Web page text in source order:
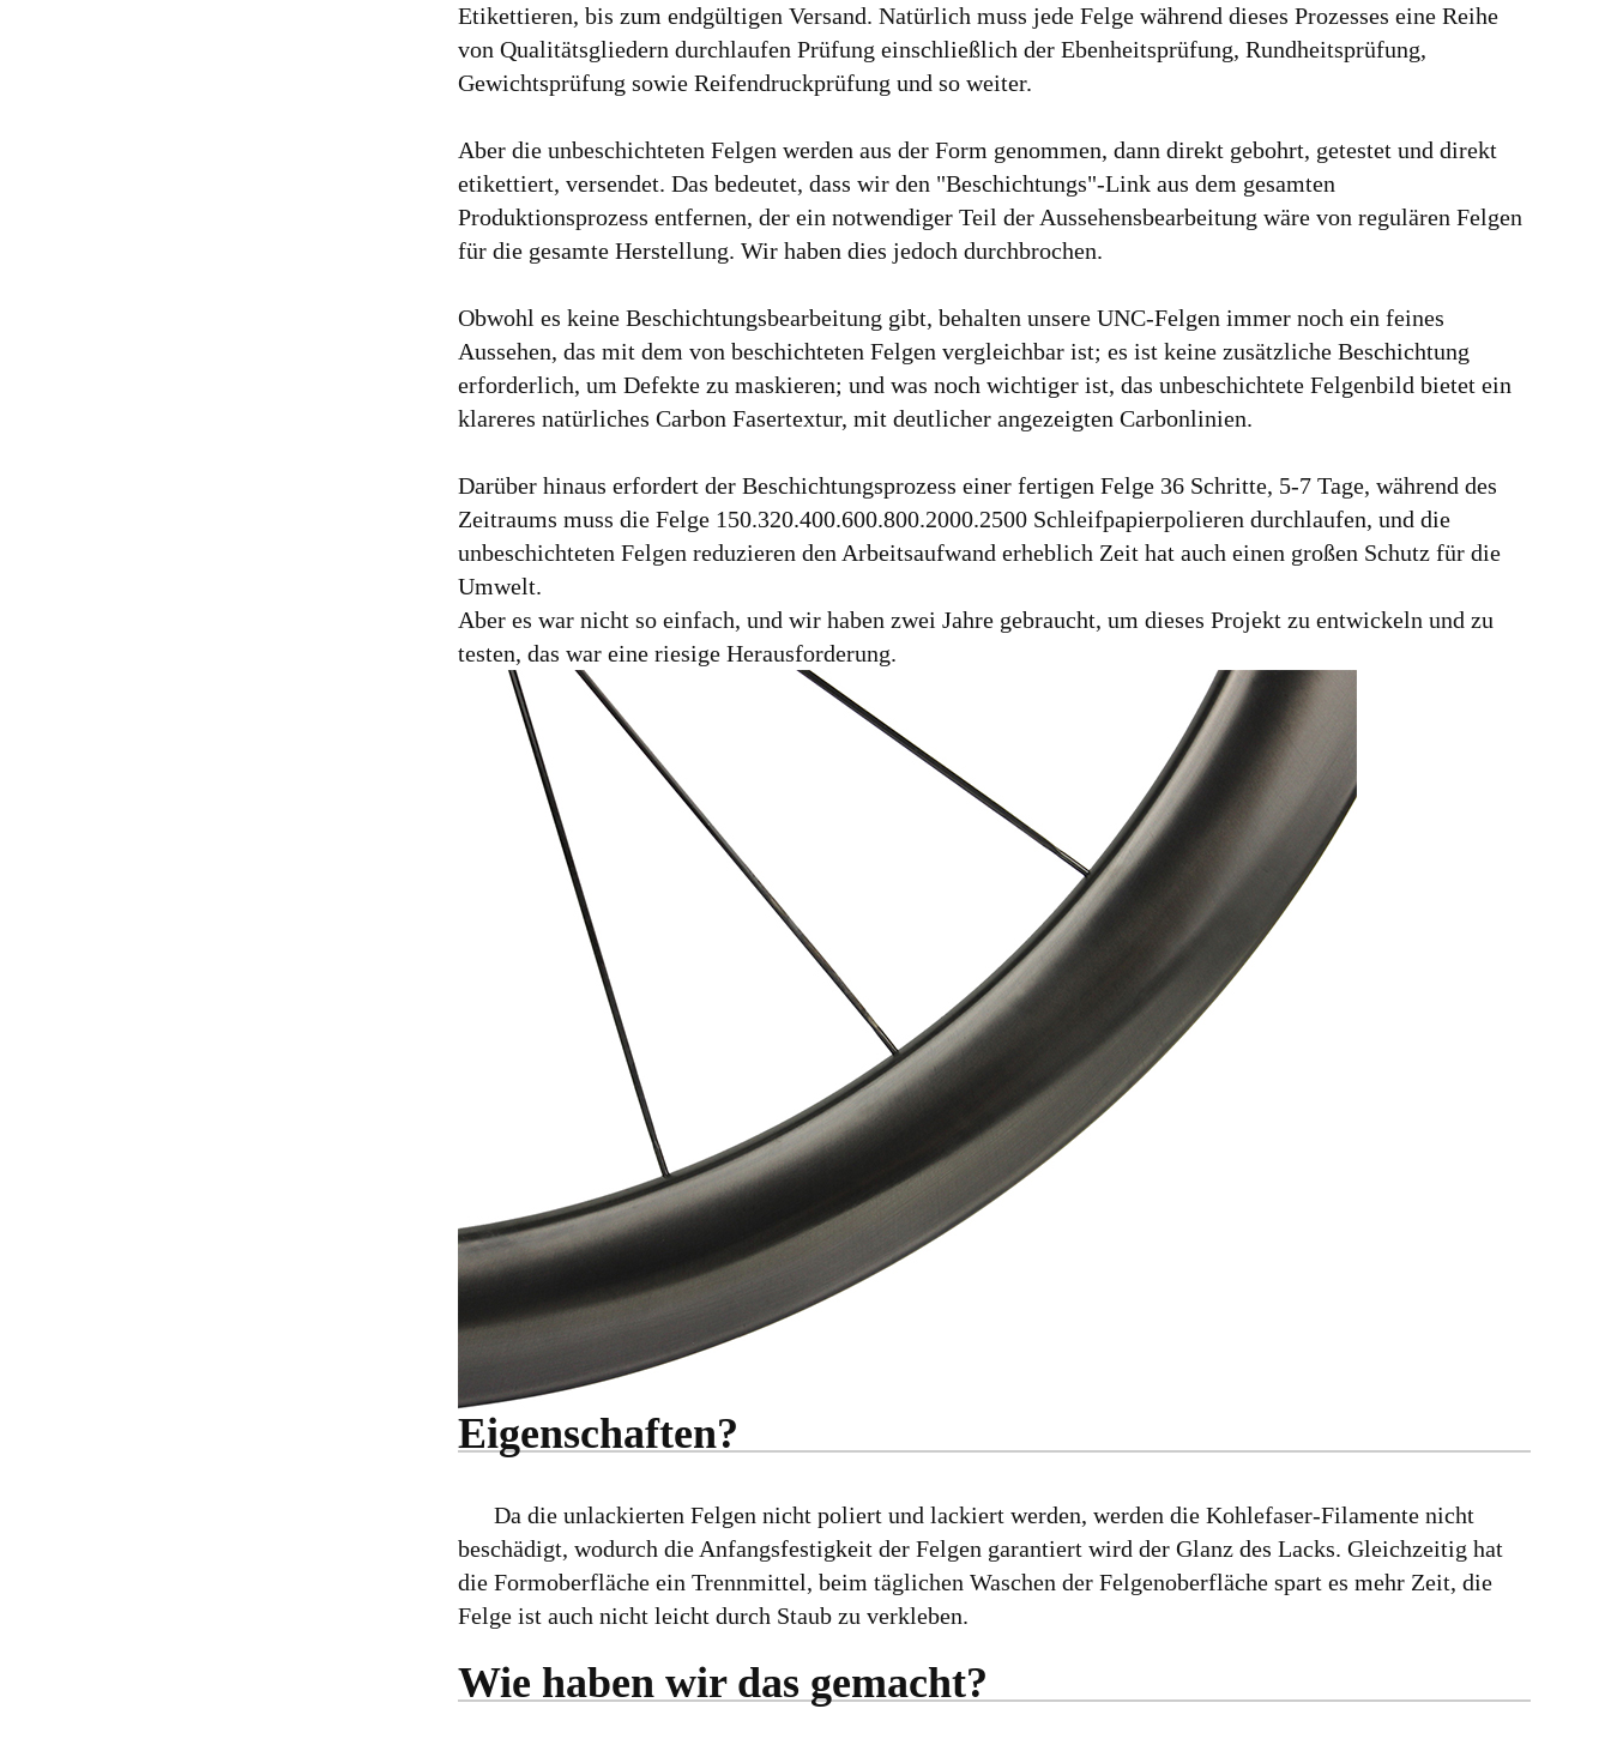
Etikettieren, bis zum endgültigen Versand. Natürlich muss jede Felge während dieses Prozesses eine Reihe
von Qualitätsgliedern durchlaufen Prüfung einschließlich der Ebenheitsprüfung, Rundheitsprüfung,
Gewichtsprüfung sowie Reifendruckprüfung und so weiter.
Aber die unbeschichteten Felgen werden aus der Form genommen, dann direkt gebohrt, getestet und direkt
etikettiert, versendet. Das bedeutet, dass wir den "Beschichtungs"-Link aus dem gesamten
Produktionsprozess entfernen, der ein notwendiger Teil der Aussehensbearbeitung wäre von regulären Felgen
für die gesamte Herstellung. Wir haben dies jedoch durchbrochen.
Obwohl es keine Beschichtungsbearbeitung gibt, behalten unsere UNC-Felgen immer noch ein feines
Aussehen, das mit dem von beschichteten Felgen vergleichbar ist; es ist keine zusätzliche Beschichtung
erforderlich, um Defekte zu maskieren; und was noch wichtiger ist, das unbeschichtete Felgenbild bietet ein
klareres natürliches Carbon Fasertextur, mit deutlicher angezeigten Carbonlinien.
Darüber hinaus erfordert der Beschichtungsprozess einer fertigen Felge 36 Schritte, 5-7 Tage, während des
Zeitraums muss die Felge 150.320.400.600.800.2000.2500 Schleifpapierpolieren durchlaufen, und die
unbeschichteten Felgen reduzieren den Arbeitsaufwand erheblich Zeit hat auch einen großen Schutz für die
Umwelt.
Aber es war nicht so einfach, und wir haben zwei Jahre gebraucht, um dieses Projekt zu entwickeln und zu
testen, das war eine riesige Herausforderung.
Eigenschaften?
Da die unlackierten Felgen nicht poliert und lackiert werden, werden die Kohlefaser-Filamente nicht
beschädigt, wodurch die Anfangsfestigkeit der Felgen garantiert wird der Glanz des Lacks. Gleichzeitig hat
die Formoberfläche ein Trennmittel, beim täglichen Waschen der Felgenoberfläche spart es mehr Zeit, die
Felge ist auch nicht leicht durch Staub zu verkleben.
Wie haben wir das gemacht?